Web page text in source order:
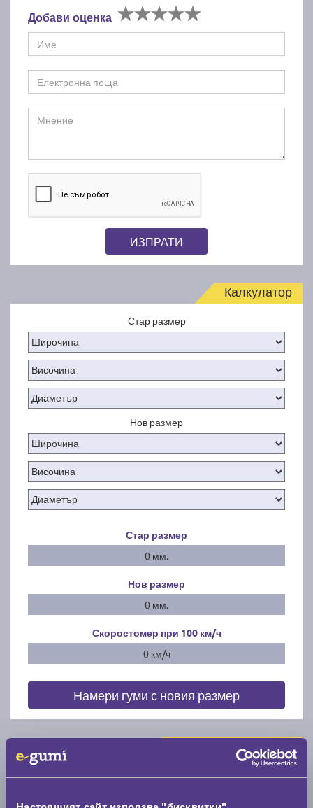
Добави оценка
ИЗПРАТИ
Калкулатор
Стар размер
Нов размер
Стар размер
0 мм.
Нов размер
0 мм.
Скоростомер при 100 км/ч
0 км/ч
Намери гуми с новия размер
По марка автомобил
Марка